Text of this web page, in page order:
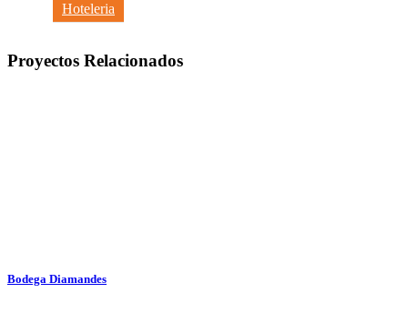
Hoteleria
Proyectos Relacionados
Bodega Diamandes